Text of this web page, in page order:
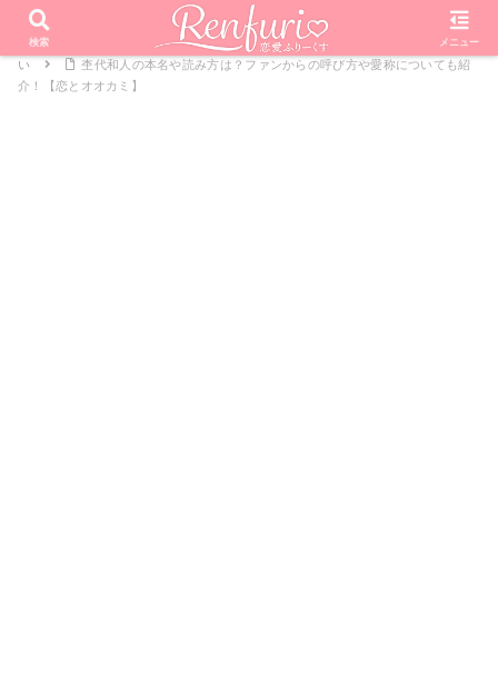
PR
ホーム 恋愛リアリティーショー
オオカミくんには騙されな
い
杢代和人の本名や読み方は？ファンからの呼び方や愛称についても紹
介！【恋とオオカミ】
検索 メニュー